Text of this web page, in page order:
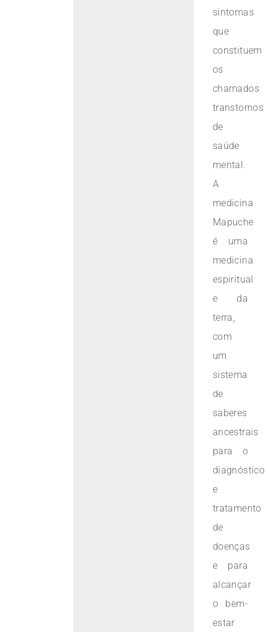
sintomas
que
constituem
os
chamados
transtornos
de
saúde
mental.
A
medicina
Mapuche
é uma
medicina
espiritual
e da
terra,
com
um
sistema
de
saberes
ancestrais
para o
diagnóstico
e
tratamento
de
doenças
e para
alcançar
o bem-
estar